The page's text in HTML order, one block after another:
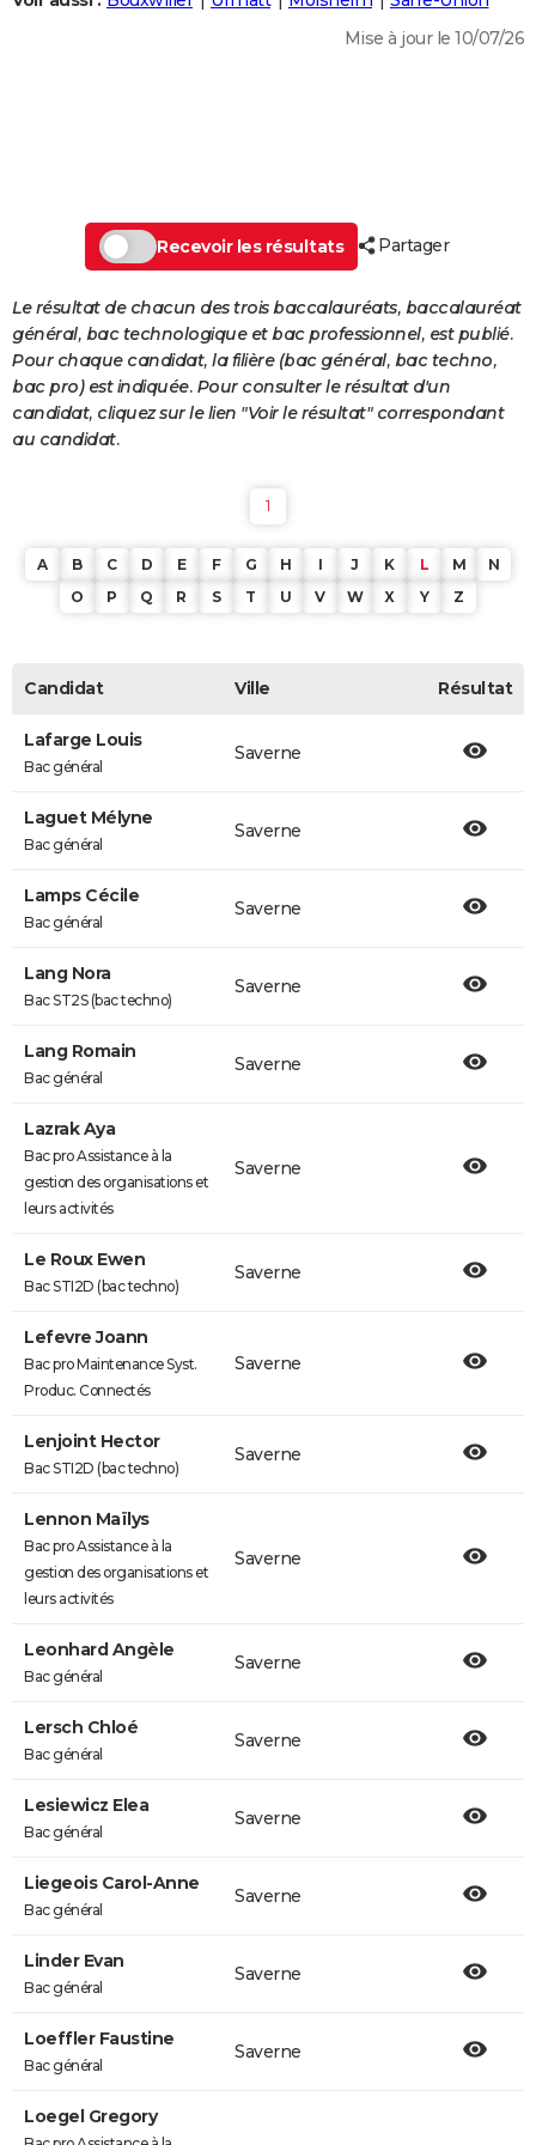
DICTIONNAIRE
Dictionnaire
Biographies
Expressions
Proverbes
PROGRAMME TV
COPAINS D'AVANT
S'inscrire
Se connecter
Lycées
Collèges
Primaires
Universités
Entreprises
Service militaire
Avis de recherche
AVIS DE DÉCÈS
FORUM
Mise à jour le 10/07/26
Recevoir les résultats Partager
Le résultat de chacun des trois baccalauréats, baccalauréat
général, bac technologique et bac professionnel, est publié.
Pour chaque candidat, la filière (bac général, bac techno,
bac pro) est indiquée. Pour consulter le résultat d'un
candidat, cliquez sur le lien "Voir le résultat" correspondant
au candidat.
1
A B C D E F G H I J K L M
N
O
P Q R S T U V W X Y Z
Candidat Ville Résultat
Lafarge Louis
Bac général
Saverne
Laguet Mélyne
Bac général
Saverne
Lamps Cécile
Bac général
Saverne
Lang Nora
Bac ST2S (bac techno)
Saverne
Lang Romain
Bac général
Saverne
Lazrak Aya
Bac pro Assistance à la
gestion des organisations et
leurs activités
Saverne
Le Roux Ewen
Bac STI2D (bac techno)
Saverne
Lefevre Joann
Bac pro Maintenance Syst.
Produc. Connectés
Saverne
Lenjoint Hector
Bac STI2D (bac techno)
Saverne
Lennon Maïlys
Bac pro Assistance à la
gestion des organisations et
leurs activités
Saverne
Leonhard Angèle
Bac général
Saverne
Lersch Chloé
Bac général
Saverne
Lesiewicz Elea
Bac général
Saverne
Liegeois Carol-Anne
Bac général
Saverne
Linder Evan
Bac général
Saverne
Loeffler Faustine
Bac général
Saverne
Loegel Gregory